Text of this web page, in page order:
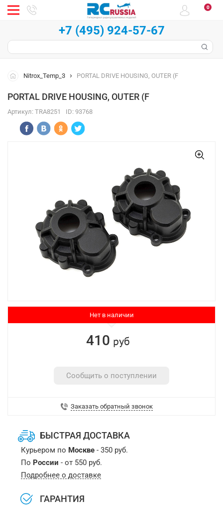
0
+7 (495) 924-57-67
Nitrox_Temp_3 PORTAL DRIVE HOUSING, OUTER (F
PORTAL DRIVE HOUSING, OUTER (F
Артикул: TRA8251 ID: 93768
Нет в наличии
410 руб
Сообщить о поступлении
Заказать обратный звонок
БЫСТРАЯ ДОСТАВКА
Курьером по Москве- 350 руб.
По России - от 550 руб.
Подробнее о доставке
ГАРАНТИЯ